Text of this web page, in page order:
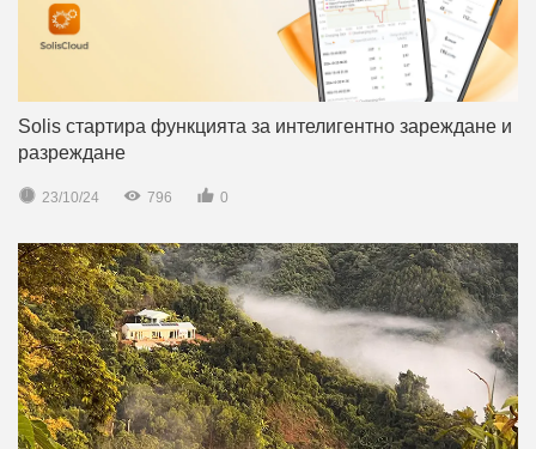
Solis стартира функцията за интелигентно зареждане и
разреждане
 23/10/24  796  0